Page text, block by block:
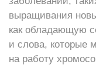
выращивания
как обладающую
и слова, которые
на работу